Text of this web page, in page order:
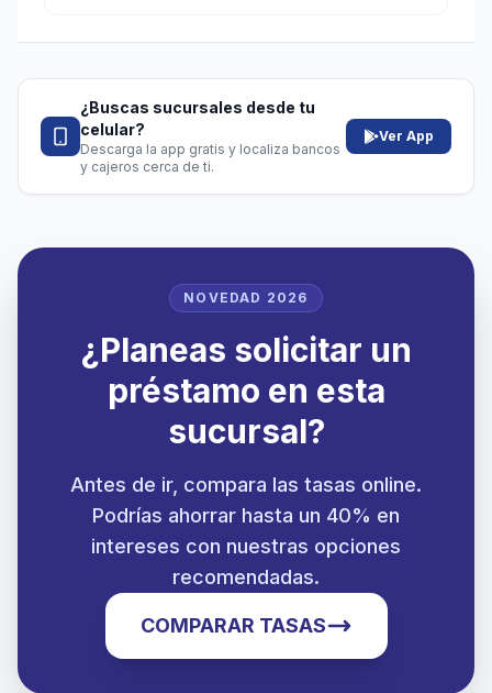
¿Buscas sucursales desde tu
celular?
Descarga la app gratis y localiza bancos
y cajeros cerca de ti.
Ver App
NOVEDAD 2026
¿Planeas solicitar un
préstamo en esta
sucursal?
Antes de ir, compara las tasas online.
Podrías ahorrar hasta un 40% en
intereses con nuestras opciones
recomendadas.
COMPARAR TASAS